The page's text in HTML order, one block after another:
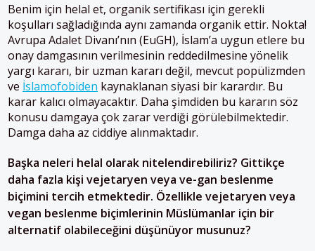
Benim için helal et, organik sertifikası için gerekli
koşulları sağladığında aynı zamanda organik ettir. Nokta!
Avrupa Adalet Divanı’nın (EuGH), İslam’a uygun etlere bu
onay damgasının verilmesinin reddedilmesine yönelik
yargı kararı, bir uzman kararı değil, mevcut popülizmden
ve İslamofobiden kaynaklanan siyasi bir karardır. Bu
karar kalıcı olmayacaktır. Daha şimdiden bu kararın söz
konusu damgaya çok zarar verdiği görülebilmektedir.
Damga daha az ciddiye alınmaktadır.
Başka neleri helal olarak nitelendirebiliriz? Gittikçe
daha fazla kişi vejetaryen veya ve-gan beslenme
biçimini tercih etmektedir. Özellikle vejetaryen veya
vegan beslenme biçimlerinin Müslümanlar için bir
alternatif olabileceğini düşünüyor musunuz?